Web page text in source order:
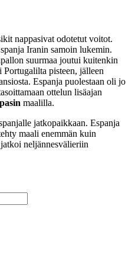
nappasivat odotetut voitot.
Iranin samoin lukemin.
suurmaa joutui kuitenkin
pisteen, jälleen
Espanja puolestaan oli jo
ottelun lisäajan
maalilla.
jatkopaikkaan. Espanja
maali enemmän kuin
neljännesvälieriin